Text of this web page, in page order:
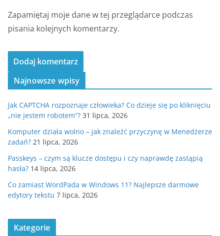
Zapamiętaj moje dane w tej przeglądarce podczas
pisania kolejnych komentarzy.
Najnowsze wpisy
Jak CAPTCHA rozpoznaje człowieka? Co dzieje się po kliknięciu
„nie jestem robotem”? 31 lipca, 2026
Komputer działa wolno – jak znaleźć przyczynę w Menedżerze
zadań? 21 lipca, 2026
Passkeys – czym są klucze dostępu i czy naprawdę zastąpią
hasła? 14 lipca, 2026
Co zamiast WordPada w Windows 11? Najlepsze darmowe
edytory tekstu 7 lipca, 2026
Kategorie